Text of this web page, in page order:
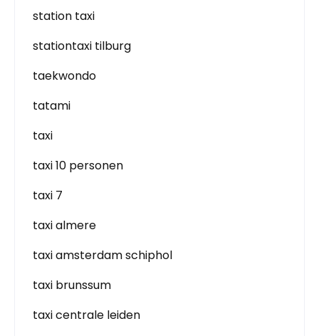
station taxi
stationtaxi tilburg
taekwondo
tatami
taxi
taxi 10 personen
taxi 7
taxi almere
taxi amsterdam schiphol
taxi brunssum
taxi centrale leiden